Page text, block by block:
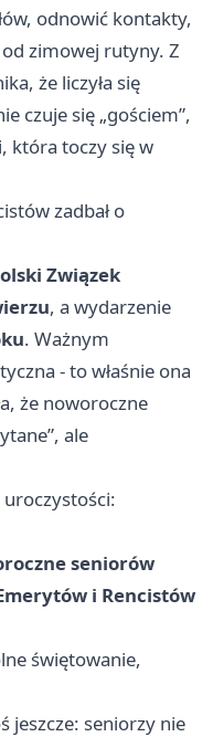
odnowić kontakty,
od zimowej rutyny. Z
że liczyła się
czuje się „gościem”,
która toczy się w
zadbał o
Związek
, a wydarzenie
. Ważnym
- to właśnie ona
że noworoczne
ale
seniorów
i Rencistów
świętowanie,
jeszcze: seniorzy nie